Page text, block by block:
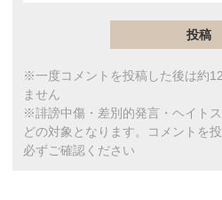
※一度コメントを投稿した後は約
ません
※誹謗中傷・差別的発言・ヘイト
どの対象となります。コメントを
必ずご確認ください